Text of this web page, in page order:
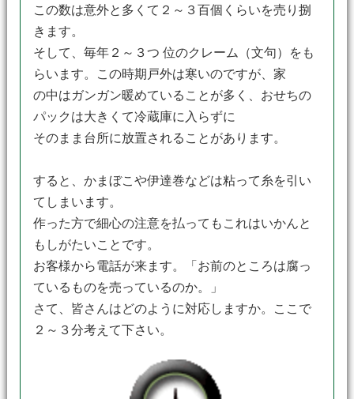
この数は意外と多くて２～３百個くらいを売り捌
きます。
そして、毎年２～３つ 位のクレーム（文句）をも
らいます。この時期戸外は寒いのですが、家
の中はガンガン暖めていることが多く、おせちの
パックは大きくて冷蔵庫に入らずに
そのまま台所に放置されることがあります。
すると、かまぼこや伊達巻などは粘って糸を引い
てしまいます。
作った方で細心の注意を払ってもこれはいかんと
もしがたいことです。
お客様から電話が来ます。「お前のところは腐っ
ているものを売っているのか。」
さて、皆さんはどのように対応しますか。ここで
２～３分考えて下さい。